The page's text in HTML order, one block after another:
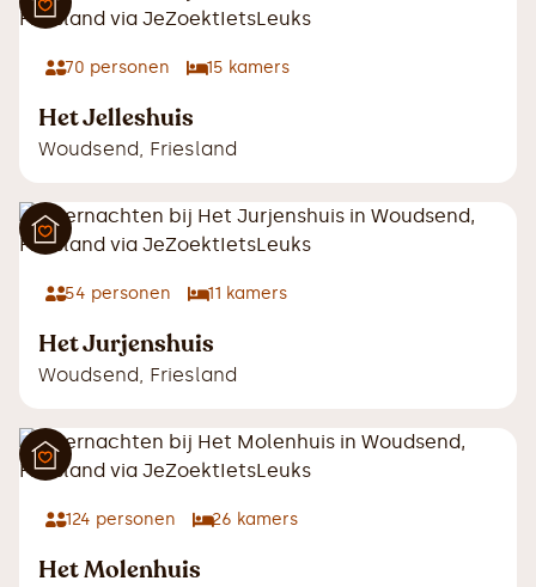
70 personen 15 kamers
Het Jelleshuis
Woudsend, Friesland
54 personen 11 kamers
Het Jurjenshuis
Woudsend, Friesland
124 personen 26 kamers
Het Molenhuis